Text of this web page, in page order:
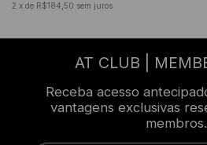
2 x de R$184,50 sem juros
AT CLUB |
Receba acesso
vantagens exclusivas
membros.